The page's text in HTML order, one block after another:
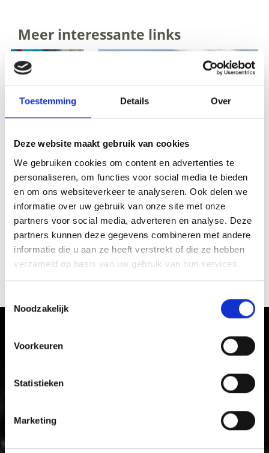
Toestemming Details Over
Deze website maakt gebruik van cookies
We gebruiken cookies om content en advertenties te
personaliseren, om functies voor social media te bieden
en om ons websiteverkeer te analyseren. Ook delen we
informatie over uw gebruik van onze site met onze
partners voor social media, adverteren en analyse. Deze
partners kunnen deze gegevens combineren met andere
informatie die u aan ze heeft verstrekt of die ze hebben
verzameld op basis van uw gebruik van hun services.
Noodzakelijk
Voorkeuren
Statistieken
Marketing
Meer interessante links
SÜDTIROL GUEST PASS VINSCHGAU
Ervaar de cultuur en gebruiken in
Met zijn kastelen, middeleeuwse klooster- en
stadsmuren en levendige tradities is het zonnige
Vinschgau vallei vakantiegebied voor gezinnen die
tijdens hun vakantie plezier en cultuur zoeken.